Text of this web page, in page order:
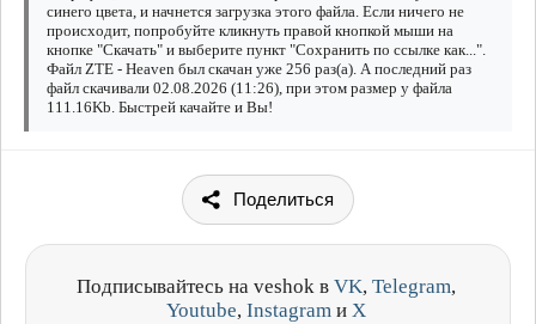
синего цвета, и начнется загрузка этого файла. Если ничего не
происходит, попробуйте кликнуть правой кнопкой мыши на
кнопке "Скачать" и выберите пункт "Сохранить по ссылке как...".
Файл ZTE - Heaven был скачан уже 256 раз(а). А последний раз
файл скачивали 02.08.2026 (11:26), при этом размер у файла
111.16Kb. Быстрей качайте и Вы!
Поделиться
Подписывайтесь на veshok в VK, Telegram,
Youtube, Instagram и X